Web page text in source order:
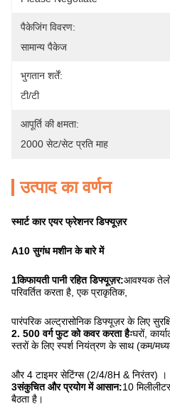
पैकेजिंग विवरण:
सामान्य पैकेज
भुगतान शर्तें:
टी/टी
आपूर्ति की क्षमता:
2000 सेट/सेट प्रति माह
उत्पाद का वर्णन
स्मार्ट कार एयर फ्रेशनर डिफ्यूज़र
A10 सुगंध मशीन के बारे में
1किफायती पानी रहित डिफ्यूज़र:आवश्यक तेलों
परिवर्तित करता है, एक प्राकृतिक,
पारंपरिक अल्ट्रासोनिक डिफ्यूज़र के लिए
2. 500 वर्ग फुट को कवर करता हैःघरों,
स्तरों के लिए स्पर्श नियंत्रण के साथ (कम/
और 4 टाइमर सेटिंग्स (2/4/8H & निरंतर) ।
3संकुचित और प्रयोग में आसान:10
बैठता है।